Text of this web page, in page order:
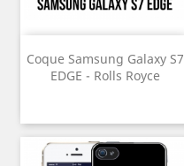
Coque Samsung Galaxy S7
EDGE - Rolls Royce